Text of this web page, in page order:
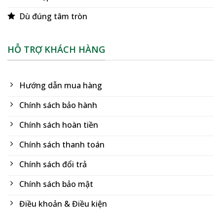
Dù đúng tâm tròn
HỖ TRỢ KHÁCH HÀNG
Hướng dẫn mua hàng
Chính sách bảo hành
Chính sách hoàn tiền
Chính sách thanh toán
Chính sách đổi trả
Chính sách bảo mật
Điều khoản & Điều kiện